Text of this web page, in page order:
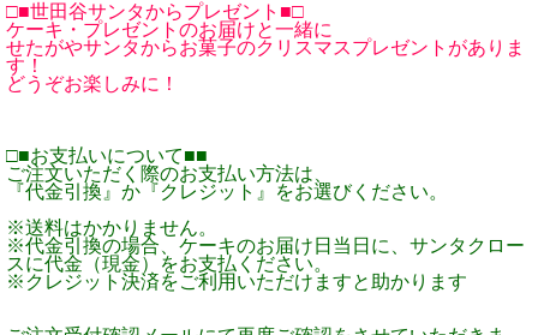
□■世田谷サンタからプレゼント■□
ケーキ・プレゼントのお届けと一緒に
せたがやサンタからお菓子のクリスマスプレゼントがありま
す！
どうぞお楽しみに！
□■お支払いについて■■
ご注文いただく際のお支払い方法は、
『代金引換』か『クレジット』をお選びください。
※送料はかかりません。
※代金引換の場合、ケーキのお届け日当日に、サンタクロー
スに代金（現金）をお支払ください。
※クレジット決済をご利用いただけますと助かります